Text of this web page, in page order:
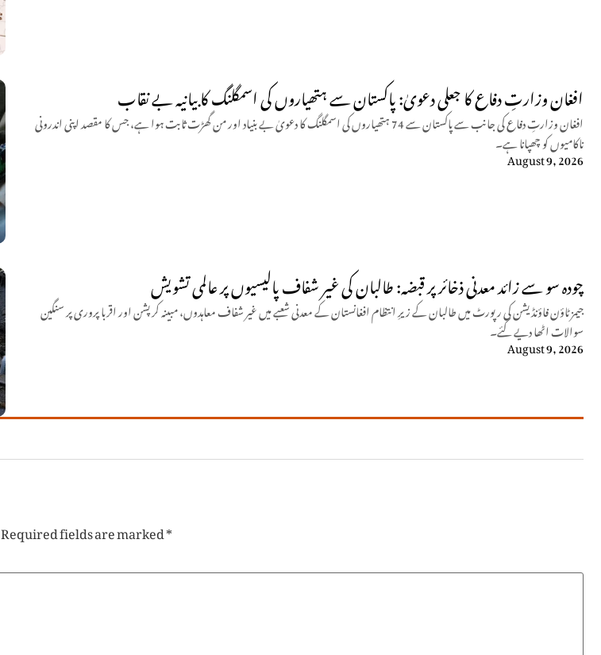
افغان وزارتِ دفاع کا جعلی دعویٰ: پاکستان سے ہتھیاروں کی اسمگلنگ کا بیانیہ بے نقاب
افغان وزارتِ دفاع کی جانب سے پاکستان سے 74 ہتھیاروں کی اسمگلنگ کا دعویٰ بے بنیاد اور من گھڑت ثابت ہوا ہے، جس کا مقصد اپنی اندرونی
ناکامیوں کو چھپانا ہے۔
August 9, 2026
چودہ سو سے زائد معدنی ذخائر پر قبضہ: طالبان کی غیر شفاف پالیسیوں پر عالمی تشویش
جیمز ٹاؤن فاؤنڈیشن کی رپورٹ میں طالبان کے زیرِ انتظام افغانستان کے معدنی شعبے میں غیر شفاف معاہدوں، مبینہ کرپشن اور اقربا پروری پر سنگین
سوالات اٹھا دیے گئے۔
August 9, 2026
Required fields are marked*